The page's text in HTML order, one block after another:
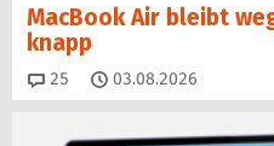
MacBook Air bleibt
knapp
25 Kommentare
03.08.2026